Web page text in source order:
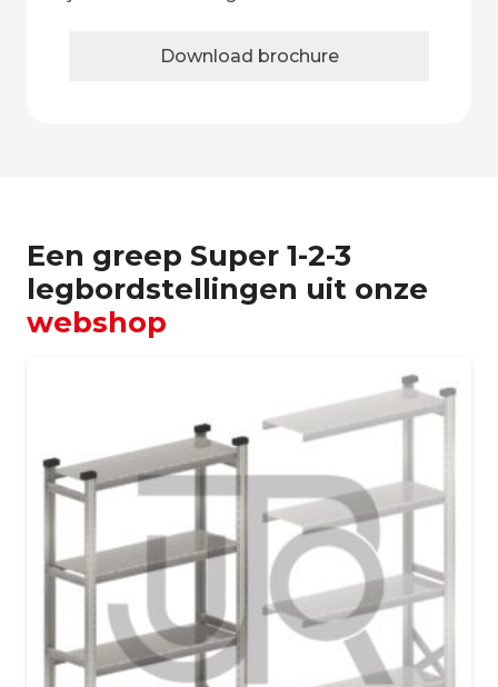
Download brochure
Een greep Super 1-2-3
legbordstellingen uit onze
webshop